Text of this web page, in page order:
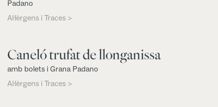
Padano
Al·lèrgens i Traces >
Caneló trufat de llonganissa
amb bolets i Grana Padano
Al·lèrgens i Traces >